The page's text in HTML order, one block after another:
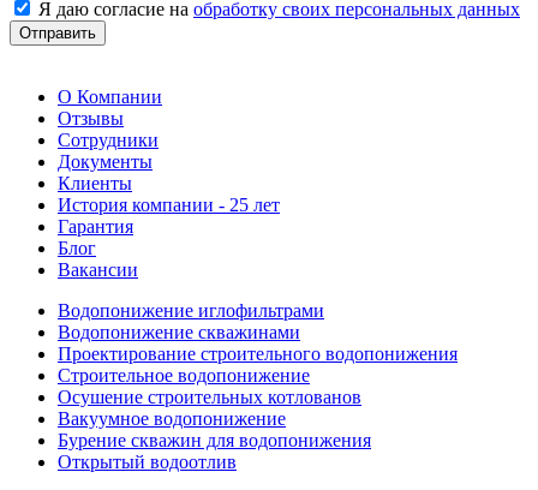
Я даю согласие на обработку своих персональных данных
Отправить
О Компании
Отзывы
Сотрудники
Документы
Клиенты
История компании - 25 лет
Гарантия
Блог
Вакансии
Водопонижение иглофильтрами
Водопонижение скважинами
Проектирование строительного водопонижения
Строительное водопонижение
Осушение строительных котлованов
Вакуумное водопонижение
Бурение скважин для водопонижения
Открытый водоотлив